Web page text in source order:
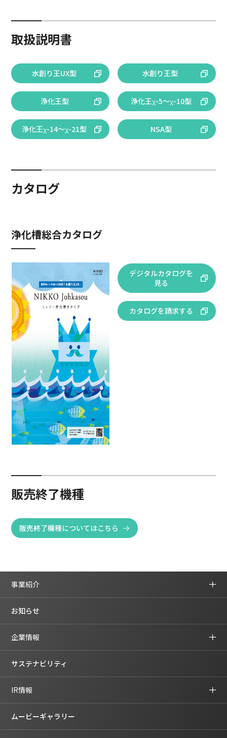
取扱説明書
水創り王UX型 水創り王型
浄化王型 浄化王χ-5～χ-10型
浄化王χ-14～χ-21型 NSA型
カタログ
浄化槽総合カタログ
デジタルカタログを
見る
カタログを請求する
販売終了機種
販売終了機種についてはこちら
事業紹介
お知らせ
企業情報
サステナビリティ
IR情報
ムービーギャラリー